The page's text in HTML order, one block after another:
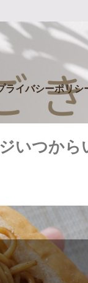
ライバシーポリシ
いつから